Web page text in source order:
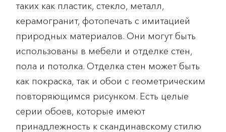
таких как пластик, стекло, металл,
керамогранит, фотопечать с имитацией
природных материалов. Они могут быть
использованы в мебели и отделке стен,
пола и потолка. Отделка стен может быть
как покраска, так и обои с геометрическим
повторяющимся рисунком. Есть целые
серии обоев, которые имеют
принадлежность к скандинавскому стилю